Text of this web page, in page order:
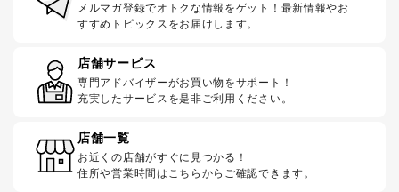
メルマガ登録でオトクな情報をゲット！最新情報やお
すすめトピックスをお届けします。
店舗サービス
専門アドバイザーがお買い物をサポート！
充実したサービスを是非ご利用ください。
店舗一覧
お近くの店舗がすぐに見つかる！
住所や営業時間はこちらからご確認できます。